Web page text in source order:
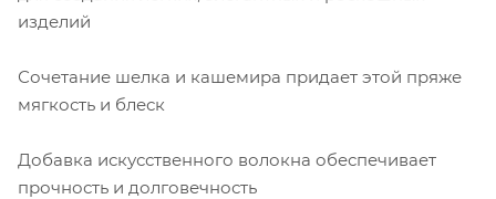
изделий
Сочетание шелка и кашемира придает этой пряже
мягкость и блеск
Добавка искусственного волокна обеспечивает
прочность и долговечность